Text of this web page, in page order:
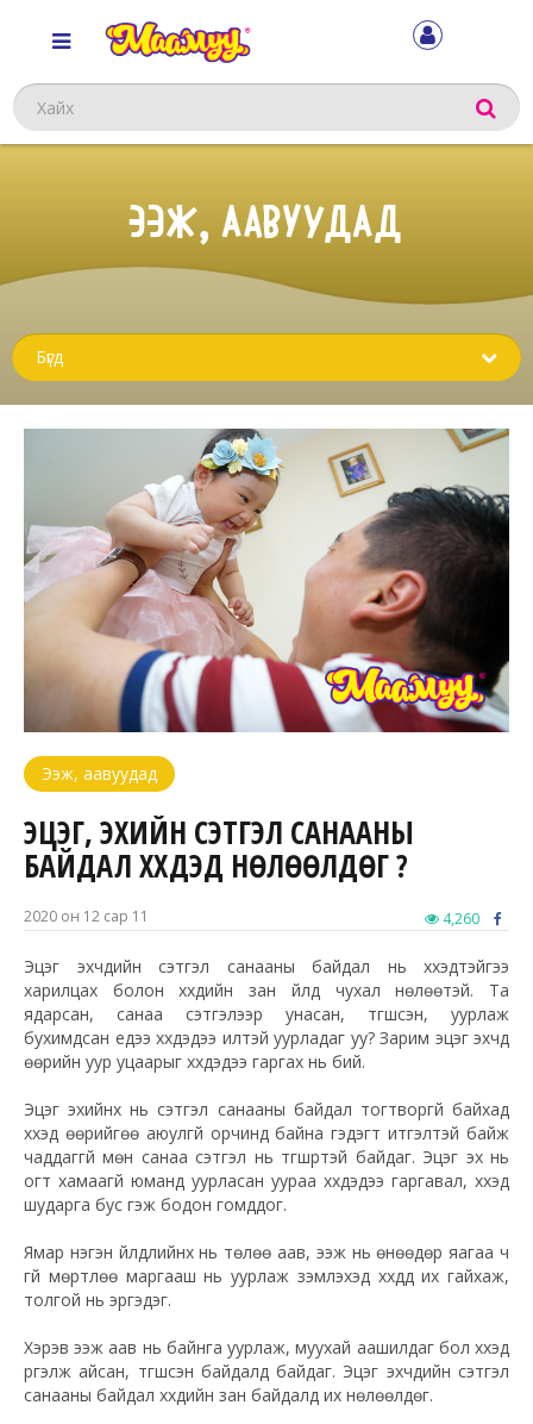
Хайх
ЭЭЖ, ААВУУДАД
Ээж, аавуудад
ЭЦЭГ, ЭХИЙН СЭТГЭЛ САНААНЫ
БАЙДАЛ ХҮҮХДЭД НӨЛӨӨЛДӨГ ҮҮ?
2020 он 12 сар 11 4,260
Эцэг эхчүүдийн сэтгэл санааны байдал нь хүүхэдтэйгээ
харилцах болон хүүхдийн зан үйлд чухал нөлөөтэй. Та
ядарсан, санаа сэтгэлээр унасан, түгшсэн, уурлаж
бухимдсан үедээ хүүхдэдээ илүүтэй уурладаг уу? Зарим эцэг эхчүүд
өөрийн уур уцаарыг хүүхдэдээ гаргах нь бий.
Эцэг эхийнх нь сэтгэл санааны байдал тогтворгүй байхад
хүүхэд өөрийгөө аюулгүй орчинд байна гэдэгт итгэлтэй байж
чаддаггүй мөн санаа сэтгэл нь түгшүүртэй байдаг. Эцэг эх нь
огт хамаагүй юманд уурласан уураа хүүхдэдээ гаргавал, хүүхэд
шударга бус гэж бодон гомддог.
Ямар нэгэн үйлдлийнх нь төлөө аав, ээж нь өнөөдөр яагаа ч
үгүй мөртлөө маргааш нь уурлаж зэмлэхэд хүүхдүүд их гайхаж,
толгой нь эргэдэг.
Хэрэв ээж аав нь байнга уурлаж, муухай аашилдаг бол хүүхэд
үргэлж айсан, түгшсэн байдалд байдаг. Эцэг эхчүүдийн сэтгэл
санааны байдал хүүхдийн зан байдалд их нөлөөлдөг.